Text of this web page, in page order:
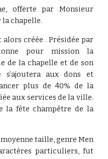
offerte par Monsieur
la chapelle.
alors créée . Présidée par
pour mission la
de la chapelle et de son
s’ajoutera aux dons et
plus de 40% de la
aux services de la ville.
la fête champêtre de la
taille, genre Men
particuliers, fut